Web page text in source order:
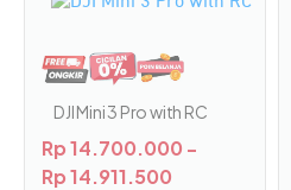
DJI Mini 3 Pro with RC
Rp14.700.000 -
Rp14.911.500
ini
beberapa
Pilihan
ini
dapat